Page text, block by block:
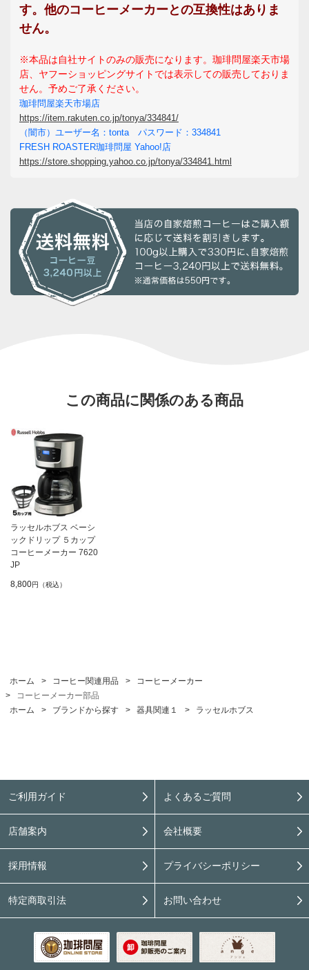
す。他のコーヒーメーカーとの互換性はありま
せん。
※本品は自社サイトのみの販売になります。珈琲問屋楽天市場
店、ヤフーショッピングサイトでは表示しての販売しておりま
せん。予めご了承ください。
珈琲問屋楽天市場店
https://item.rakuten.co.jp/tonya/334841/
（闇市）ユーザー名：tonta パスワード：334841
FRESH ROASTER珈琲問屋 Yahoo!店
https://store.shopping.yahoo.co.jp/tonya/334841.html
この商品に関係のある商品
ラッセルホブス ベーシ
ックドリップ ５カップ
コーヒーメーカー 7620
JP
8,800円（税込）
ホーム > コーヒー関連用品 >
コーヒーメーカー
>
コーヒーメーカー部品
ホーム
> ブランドから探す > 器具関連１ > ラッセルホブス
ご利用ガイド よくあるご質問
店舗案内 会社概要
採用情報 プライバシーポリシー
特定商取引法 お問い合わせ